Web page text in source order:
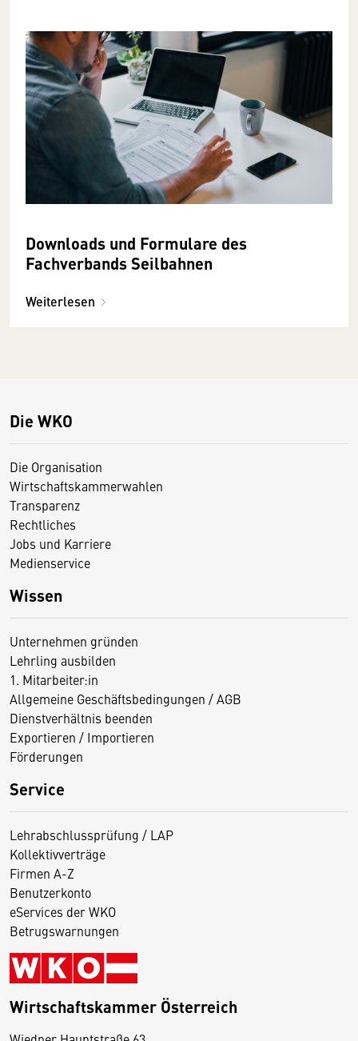
Downloads und Formulare des
Fachverbands Seilbahnen
Weiterlesen
Die WKO
Die Organisation
Wirtschaftskammerwahlen
Transparenz
Rechtliches
Jobs und Karriere
Medienservice
Wissen
Unternehmen gründen
Lehrling ausbilden
1. Mitarbeiter:in
Allgemeine Geschäftsbedingungen / AGB
Dienstverhältnis beenden
Exportieren / Importieren
Förderungen
Service
Lehrabschlussprüfung / LAP
Kollektivverträge
Firmen A-Z
Benutzerkonto
eServices der WKO
Betrugswarnungen
Wirtschaftskammer Österreich